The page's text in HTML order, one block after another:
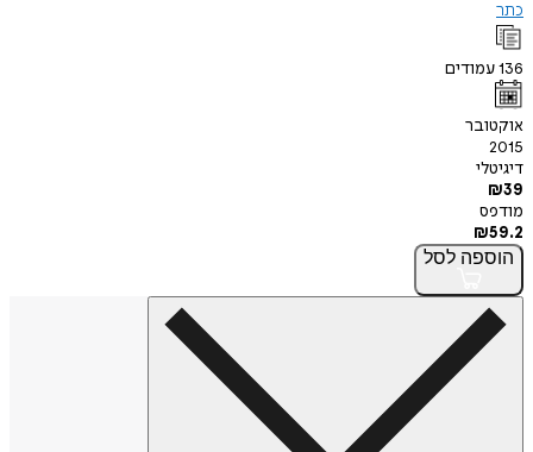
כתר
136עמודים
אוקטובר
2015
דיגיטלי
₪39
מודפס
₪59.2
הוספה לסל